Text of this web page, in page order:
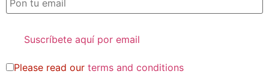
Please read our terms and conditions